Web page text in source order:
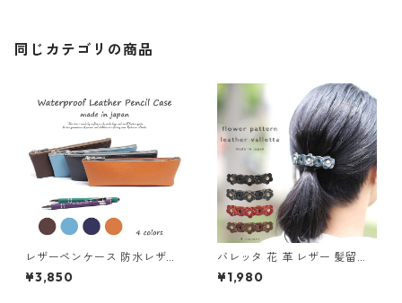
同じカテゴリの商品
レザーペンケース 防水レザー
本革 日本製 小さめ 筆箱 シン
プル レザー メンズ レディース
¥3,850
バレッタ 花 革 レザー 髪留め
髪飾り まとめ髪 プチギフト ア
クセ シンプル ナチュラル 大人
¥1,980